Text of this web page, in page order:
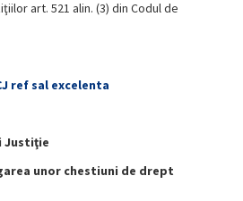
art. 521 alin. (3) din Codul de
ref sal excelenta
Justiţie
unor chestiuni de drept